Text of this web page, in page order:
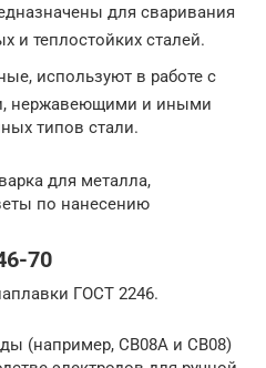
для сваривания
и теплостойких сталей.
используют в работе с
нержавеющими и иными
типов стали.
для металла,
по нанесению
70
ГОСТ 2246.
(например, СВ08А и СВ08)